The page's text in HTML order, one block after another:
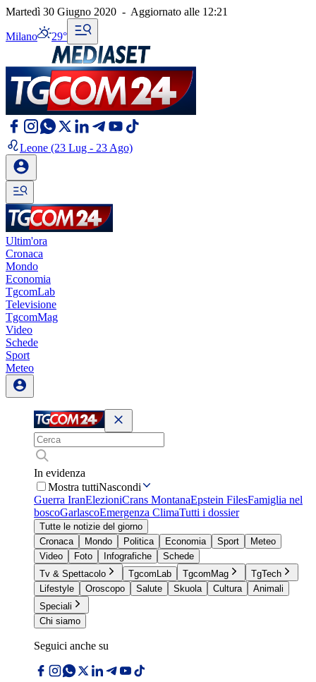
Martedì 30 Giugno 2020 - Aggiornato alle 12:21
Milano 29°
Leone (23 Lug - 23 Ago)
Ultim'ora
Cronaca
Mondo
Economia
TgcomLab
Televisione
TgcomMag
Video
Schede
Sport
Meteo
In evidenza
Mostra tuttiNascondi
Guerra IranElezioniCrans MontanaEpstein FilesFamiglia nel
boscoGarlascoEmergenza ClimaTutti i dossier
Tutte le notizie del giorno
Cronaca
Mondo Politica Economia Sport
Meteo
Video
Foto Infografiche
Schede
Tv & Spettacolo
TgcomLab TgcomMag
TgTech
Lifestyle
Oroscopo Salute Skuola Cultura
Animali
Speciali
Chi siamo
Seguici anche su